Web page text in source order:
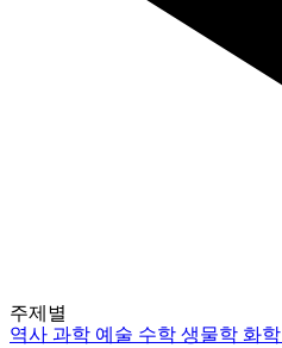
주제별
역사과학 예술 수학생물학 화학